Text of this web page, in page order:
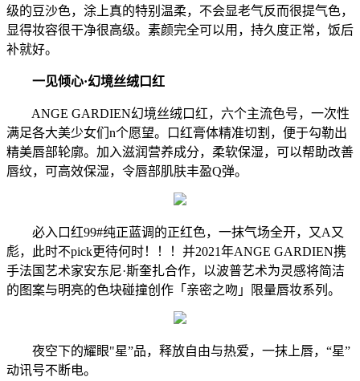
级的豆沙色，涂上真的特别温柔，不会显老气反而很提气色，
显得妆容很干净很高级。素颜完全可以用，持久度正常，饭后
补就好。
一见倾心·幻境丝绒口红
ANGE GARDIEN幻境丝绒口红，六个主流色号，一次性
满足各大美少女们n个愿望。口红膏体精准切割，便于勾勒出
精美唇部轮廓。加入滋润营养成分，柔软保湿，可以帮助改善
唇纹，可高效保湿，令唇部肌肤丰盈Q弹。
必入口红99#纯正蓝调的正红色，一抹气场全开，又A又
彪，此时不pick更待何时！！！并2021年ANGE GARDIEN携
手法国艺术家安东尼·斯奎扎合作，以波普艺术为灵感将简洁
的图案与明亮的色块碰撞创作「亲密之吻」限量唇妆系列。
夜空下的耀眼"星”品，释放自由与热爱，一抹上唇，“星”
动讯号不断电。